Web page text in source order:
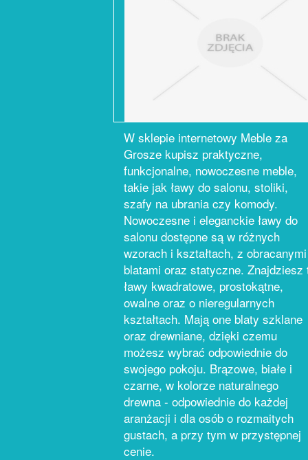
W sklepie internetowy Meble za
Grosze kupisz praktyczne,
funkcjonalne, nowoczesne meble,
takie jak ławy do salonu, stoliki,
szafy na ubrania czy komody.
Nowoczesne i eleganckie ławy do
salonu dostępne są w różnych
wzorach i kształtach, z obracanymi
blatami oraz statyczne. Znajdziesz
ławy kwadratowe, prostokątne,
owalne oraz o nieregularnych
kształtach. Mają one blaty szklane
oraz drewniane, dzięki czemu
możesz wybrać odpowiednie do
swojego pokoju. Brązowe, białe i
czarne, w kolorze naturalnego
drewna - odpowiednie do każdej
aranżacji i dla osób o rozmaitych
gustach, a przy tym w przystępnej
cenie.